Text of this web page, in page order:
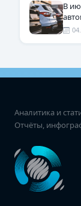
В
Аналитика и
Отчёты,